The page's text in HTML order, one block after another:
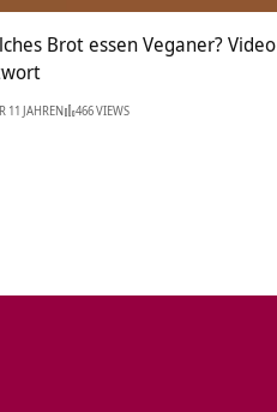
Brot essen Veganer? Video
11 JAHREN 466 VIEWS